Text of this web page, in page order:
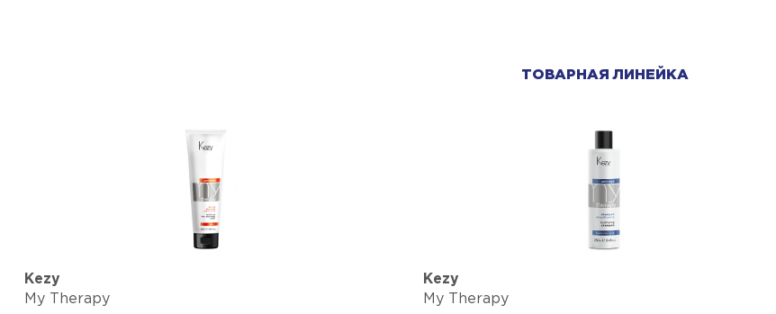
ТОВАРНАЯ ЛИНЕЙКА
Kezy
My Therapy
Kezy
My Therapy